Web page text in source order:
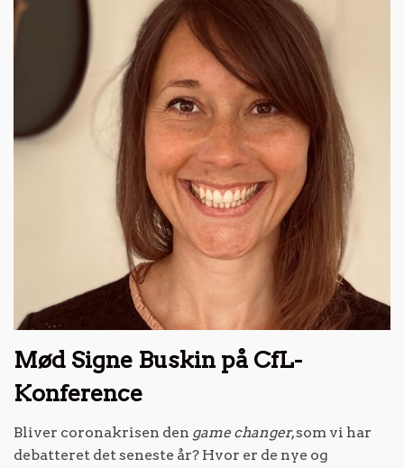
Mød Signe Buskin på CfL-
Konference
Bliver coronakrisen den game changer, som vi har
debatteret det seneste år? Hvor er de nye og